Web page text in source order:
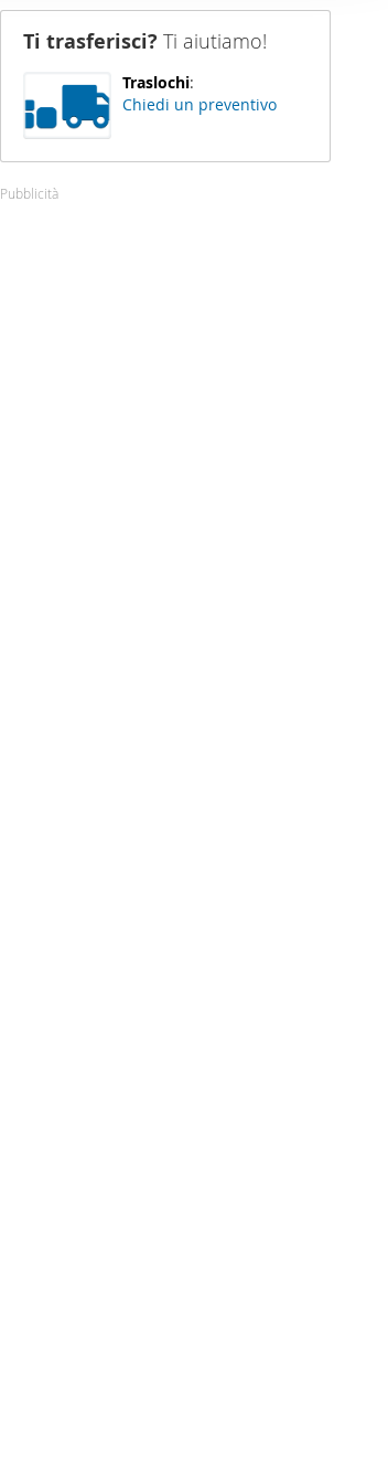
Ti trasferisci? Ti aiutiamo!
Traslochi:
Chiedi un preventivo
Pubblicità